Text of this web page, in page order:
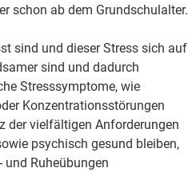
schon ab dem Grundschulalter.
sind und dieser Stress sich auf
sind und dadurch
Stresssymptome, wie
Konzentrationsstörungen
der vielfältigen Anforderungen
psychisch gesund bleiben,
und Ruheübungen